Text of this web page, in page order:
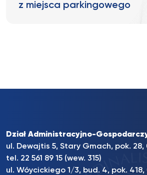
z miejsca parkingowego
Dział Administracyjno-
ul. Dewajtis 5, Stary Gmach, pok. 28,
tel. 22 561 89 15 (wew. 315)
ul. Wóycickiego 1/3, bud. 4, pok.